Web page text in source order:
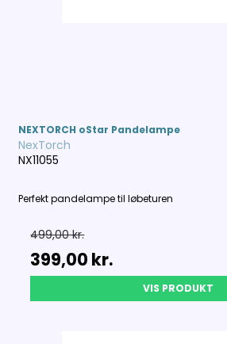
NEXTORCH oStar Pandelampe
NexTorch
NX11055
Perfekt pandelampe til løbeturen
499,00 kr.
399,00 kr.
VIS PRODUKT